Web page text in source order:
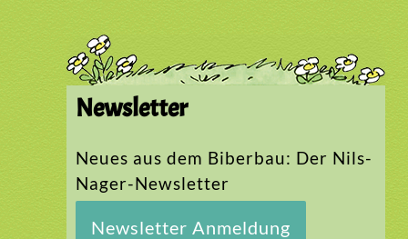
Newsletter
Neues aus dem Biberbau: Der Nils-
Nager-Newsletter
Newsletter Anmeldung